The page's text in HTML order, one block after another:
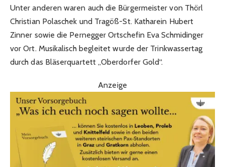
Unter anderen waren auch die Bürgermeister von Thörl
Christian Polaschek und Tragöß-St. Katharein Hubert
Zinner sowie die Pernegger Ortschefin Eva Schmidinger
vor Ort. Musikalisch begleitet wurde der Trinkwassertag
durch das Bläserquartett „Oberdorfer Gold“.
Anzeige